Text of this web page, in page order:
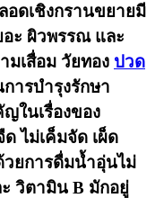
ดเชิงกรานขยายมี
อะ ผิวพรรณ และ
มเสื่อม วัยทอง ปวด
ารบำรุงรักษา
ในเรื่องของ
ไม่เค็มจัด เผ็ด
วยการดื่มน้ำอุ่นไม่
วิตามิน B มักอยู่